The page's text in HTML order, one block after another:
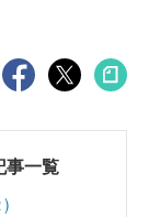
事一覧
)